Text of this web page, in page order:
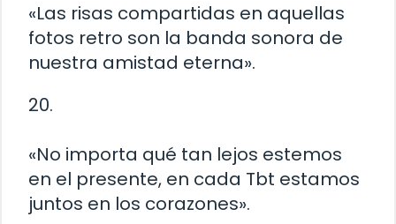
«Las risas compartidas en aquellas
fotos retro son la banda sonora de
nuestra amistad eterna».
20.
«No importa qué tan lejos estemos
en el presente, en cada Tbt estamos
juntos en los corazones».